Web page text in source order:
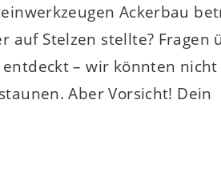
Ackerbau
Stelzen stellte? Fragen
– wir könnten
Aber Vorsicht! Dein